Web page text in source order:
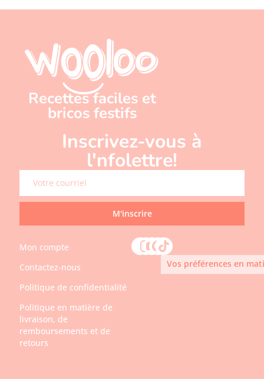
Recettes faciles et
bricos festifs
Inscrivez-vous à
l'nfolettre!
M'inscrire
Mon compte
Contactez-nous
Politique de confidentialité
Politique en matière de
livraison, de
remboursements et de
retours
Vos préférences en